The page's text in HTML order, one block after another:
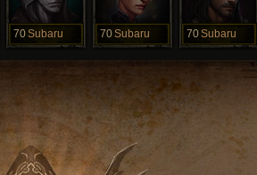
70Subaru 70Subaru 70Subaru